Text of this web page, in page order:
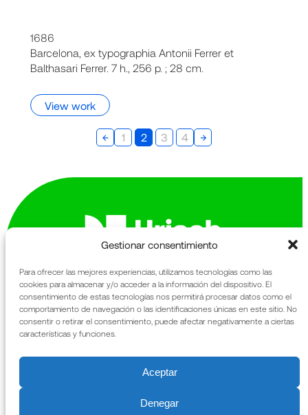
Gestionar consentimiento
Para ofrecer las mejores experiencias, utilizamos tecnologías como las
cookies para almacenar y/o acceder a la información del dispositivo. El
consentimiento de estas tecnologías nos permitirá procesar datos como el
comportamiento de navegación o las identificaciones únicas en este sitio. No
consentir o retirar el consentimiento, puede afectar negativamente a ciertas
características y funciones.
Aceptar
Denegar
1686
Barcelona, ex typographia Antonii Ferrer et
Balthasari Ferrer. 7 h., 256 p. ; 28 cm.
View work
← 1 2 3 4 →
Avinguda de la Generalitat 163-167
Sant Cugat del Vallès
08174 Barcelona